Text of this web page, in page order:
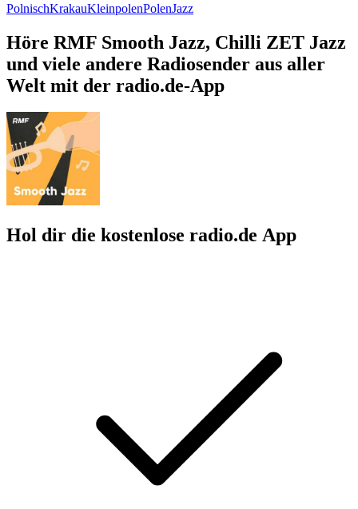
PolnischKrakauKleinpolenPolenJazz
Höre RMF Smooth Jazz, Chilli ZET Jazz
und viele andere Radiosender aus aller
Welt mit der radio.de-App
Hol dir die kostenlose radio.de App